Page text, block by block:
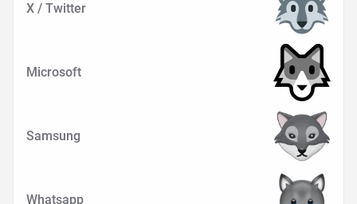
X / Twitter
Microsoft
Samsung
Whatsapp